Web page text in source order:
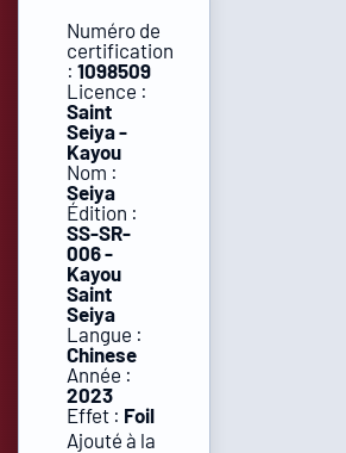
Numéro de
certification
: 1098509
Licence :
Saint
Seiya -
Kayou
Nom :
Seiya
Édition :
SS-SR-
006 -
Kayou
Saint
Seiya
Langue :
Chinese
Année :
2023
Effet : Foil
Ajouté à la